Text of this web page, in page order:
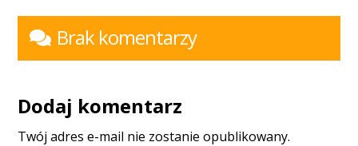
Brak komentarzy
Dodaj komentarz
Twój adres e-mail nie zostanie opublikowany.